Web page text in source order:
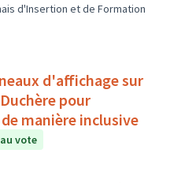
d'Insertion et de Formation
d'affichage sur
pour
manière inclusive
vote